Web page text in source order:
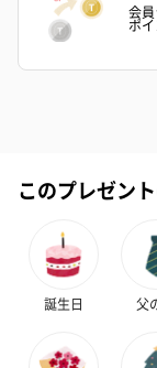
ドライフラワー
自然のお花で作っ
梱します。
い。パッケージに
会
ポ
このプレゼン
誕生日 父